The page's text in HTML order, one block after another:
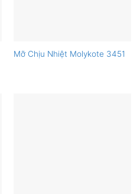
Mỡ Chịu Nhiệt Molykote 3451